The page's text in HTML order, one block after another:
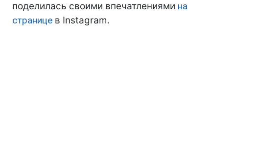
поделилась своими впечатлениями на
странице в Instagram.